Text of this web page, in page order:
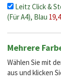
Leitz Click &
(Für A4), Blau
Mehrere
Wählen Sie mit
aus und klicken